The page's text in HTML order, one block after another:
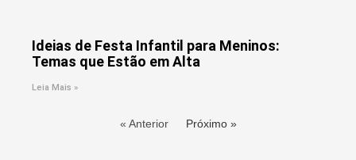
Ideias de Festa Infantil para Meninos:
Temas que Estão em Alta
Leia Mais »
« Anterior Próximo »